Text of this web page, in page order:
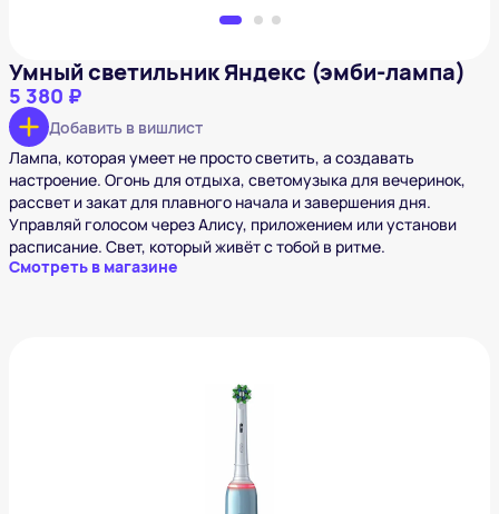
Умный светильник Яндекс (эмби-лампа)
5 380 ₽
Добавить в вишлист
Лампа, которая умеет не просто светить, а создавать
настроение. Огонь для отдыха, светомузыка для вечеринок,
рассвет и закат для плавного начала и завершения дня.
Управляй голосом через Алису, приложением или установи
расписание. Свет, который живёт с тобой в ритме.
Смотреть в магазине